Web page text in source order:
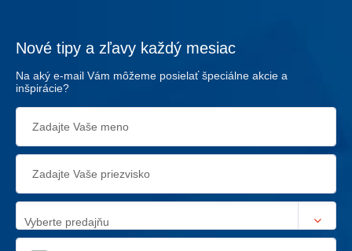
Nové tipy a zľavy každý mesiac
Na aký e-mail Vám môžeme posielať špeciálne akcie a
inšpirácie?
Vyberte predajňu